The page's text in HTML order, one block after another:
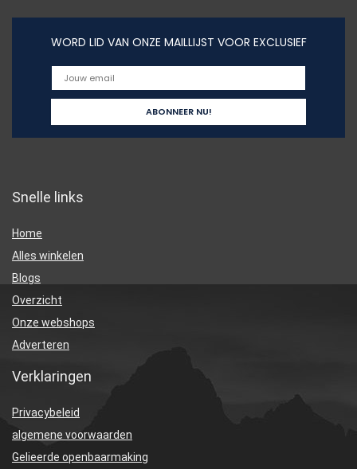
WORD LID VAN ONZE MAILLIJST VOOR EXCLUSIEF
Snelle links
Home
Alles winkelen
Blogs
Overzicht
Onze webshops
Adverteren
Verklaringen
Privacybeleid
algemene voorwaarden
Gelieerde openbaarmaking